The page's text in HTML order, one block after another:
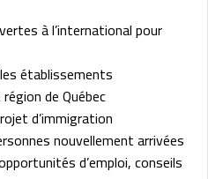
à l’international pour
établissements
de Québec
d’immigration
nouvellement arrivées
d’emploi, conseils